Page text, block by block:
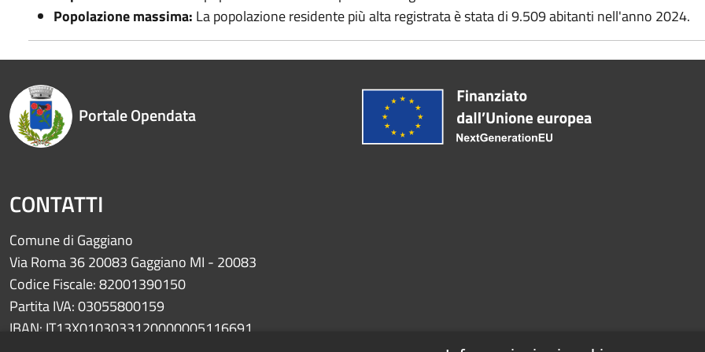
Popolazione massima: La popolazione residente più alta registrata è stata di 9.509 abitanti nell'anno 2024.
Portale Opendata
CONTATTI
Comune di Gaggiano
Via Roma 36 20083 Gaggiano MI - 20083
Codice Fiscale: 82001390150
Partita IVA: 03055800159
IBAN: IT13X0103033120000005116691